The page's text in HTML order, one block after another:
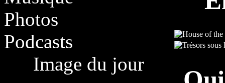
Photos
Podcasts
Image du jour